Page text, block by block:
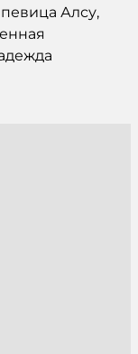
Алсу,